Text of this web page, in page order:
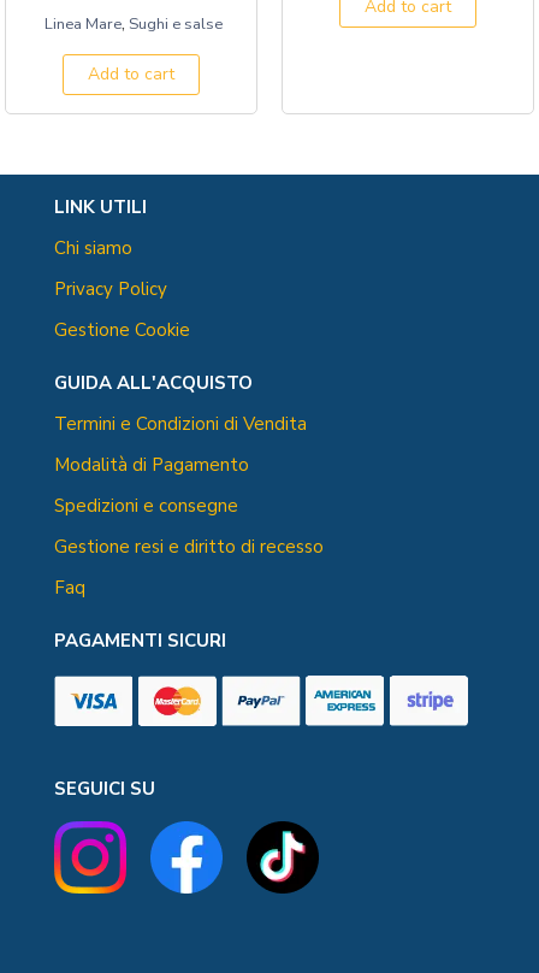
Linea Mare, Sughi e salse
Add to cart
Add to cart
LINK UTILI
Chi siamo
Privacy Policy
Gestione Cookie
GUIDA ALL'ACQUISTO
Termini e Condizioni di Vendita
Modalità di Pagamento
Spedizioni e consegne
Gestione resi e diritto di recesso
Faq
PAGAMENTI SICURI
SEGUICI SU